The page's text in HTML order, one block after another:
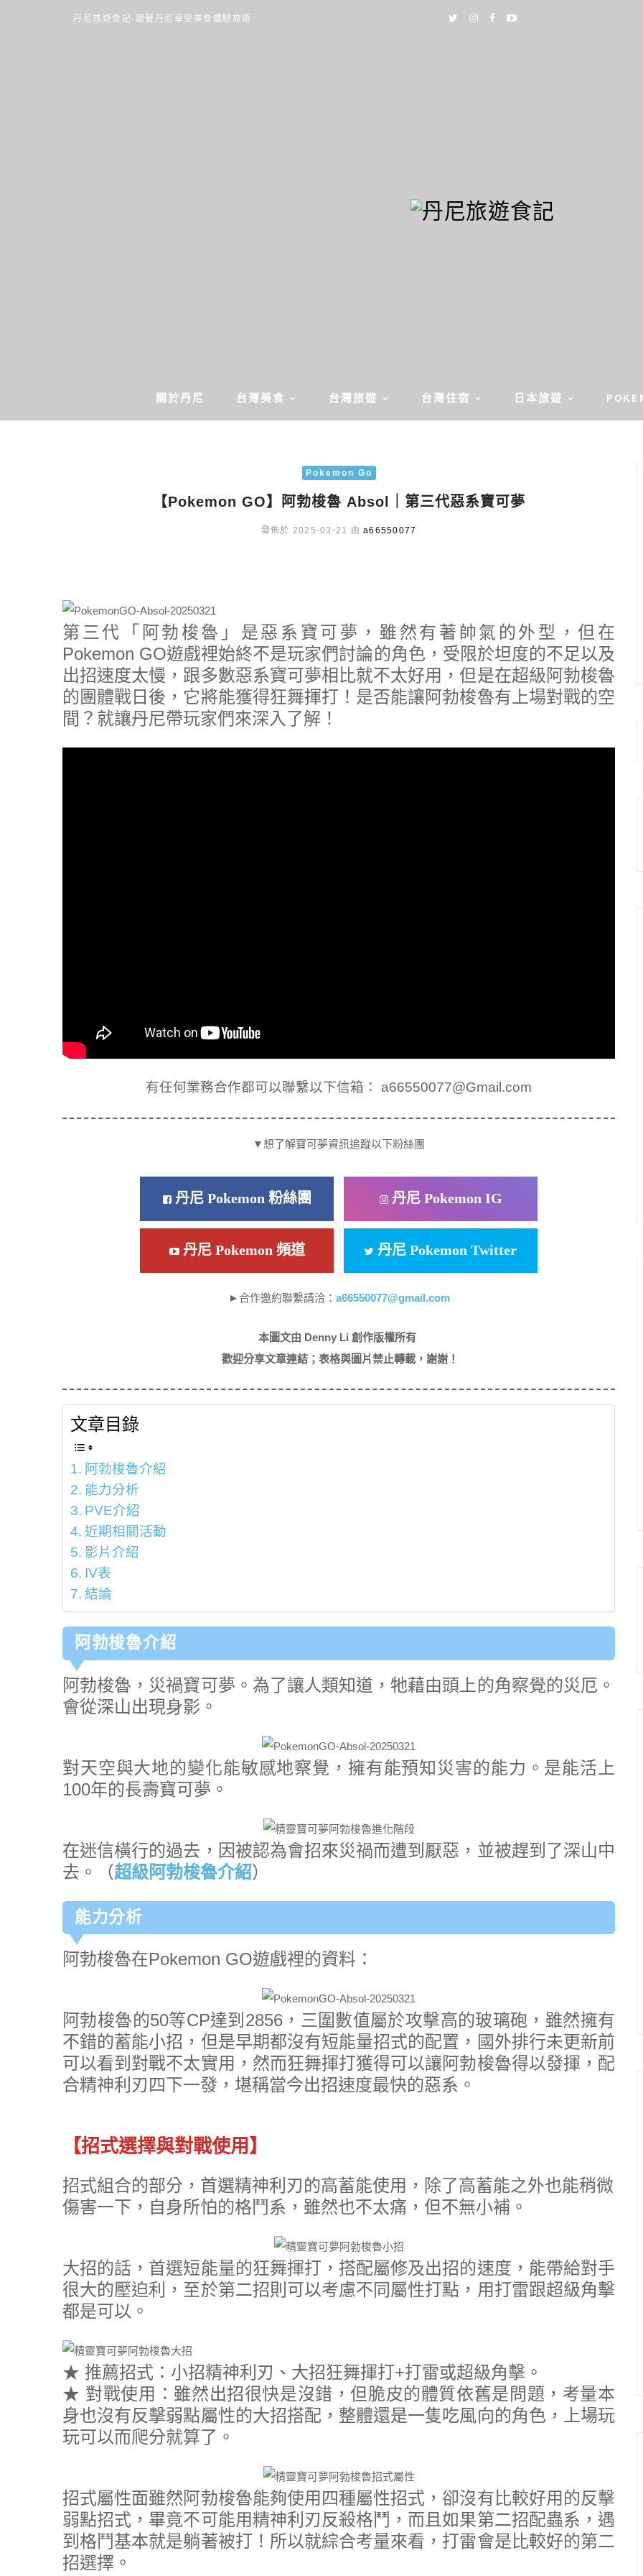
丹尼旅遊食記-跟著丹尼享受美食體驗旅遊
關於丹尼 台灣美食 台灣旅遊 台灣住宿 日本旅遊
Pokemon Go
【Pokemon GO】阿勃梭魯 Absol｜第三代惡系寶可夢
發佈於 2025-03-21 由 a66550077
第三代「阿勃梭魯」是惡系寶可夢，雖然有著帥氣的外型，但在
Pokemon GO遊戲裡始終不是玩家們討論的角色，受限於坦度的不足以及
出招速度太慢，跟多數惡系寶可夢相比就不太好用，但是在超級阿勃梭魯
的團體戰日後，它將能獲得狂舞揮打！是否能讓阿勃梭魯有上場對戰的空
間？就讓丹尼帶玩家們來深入了解！
有任何業務合作都可以聯繫以下信箱： a66550077@Gmail.com
▼想了解寶可夢資訊追蹤以下粉絲團
丹尼 Pokemon 粉絲團 丹尼 Pokemon IG
丹尼 Pokemon 頻道 丹尼 Pokemon Twitter
►合作邀約聯繫請洽： a66550077@gmail.com
本圖文由 Denny Li 創作版權所有
歡迎分享文章連結；表格與圖片禁止轉載，謝謝！
文章目錄
阿勃梭魯介紹
能力分析
PVE介紹
近期相關活動
影片介紹
IV表
結論
阿勃梭魯介紹
阿勃梭魯，災禍寶可夢。為了讓人類知道，牠藉由頭上的角察覺的災厄。
會從深山出現身影。
對天空與大地的變化能敏感地察覺，擁有能預知災害的能力。是能活上
100年的長壽寶可夢。
在迷信橫行的過去，因被認為會招來災禍而遭到厭惡，並被趕到了深山中
去。（超級阿勃梭魯介紹）
能力分析
阿勃梭魯在Pokemon GO遊戲裡的資料：
阿勃梭魯的50等CP達到2856，三圍數值屬於攻擊高的玻璃砲，雖然擁有
不錯的蓄能小招，但是早期都沒有短能量招式的配置，國外排行未更新前
可以看到對戰不太實用，然而狂舞揮打獲得可以讓阿勃梭魯得以發揮，配
合精神利刃四下一發，堪稱當今出招速度最快的惡系。
【招式選擇與對戰使用】
招式組合的部分，首選精神利刃的高蓄能使用，除了高蓄能之外也能稍微
傷害一下，自身所怕的格鬥系，雖然也不太痛，但不無小補。
大招的話，首選短能量的狂舞揮打，搭配屬修及出招的速度，能帶給對手
很大的壓迫利，至於第二招則可以考慮不同屬性打點，用打雷跟超級角擊
都是可以。
★ 推薦招式：小招精神利刃、大招狂舞揮打+打雷或超級角擊。
★ 對戰使用：雖然出招很快是沒錯，但脆皮的體質依舊是問題，考量本
身也沒有反擊弱點屬性的大招搭配，整體還是一隻吃風向的角色，上場玩
玩可以而爬分就算了。
招式屬性面雖然阿勃梭魯能夠使用四種屬性招式，卻沒有比較好用的反擊
弱點招式，畢竟不可能用精神利刃反殺格鬥，而且如果第二招配蟲系，遇
到格鬥基本就是躺著被打！所以就綜合考量來看，打雷會是比較好的第二
招選擇。